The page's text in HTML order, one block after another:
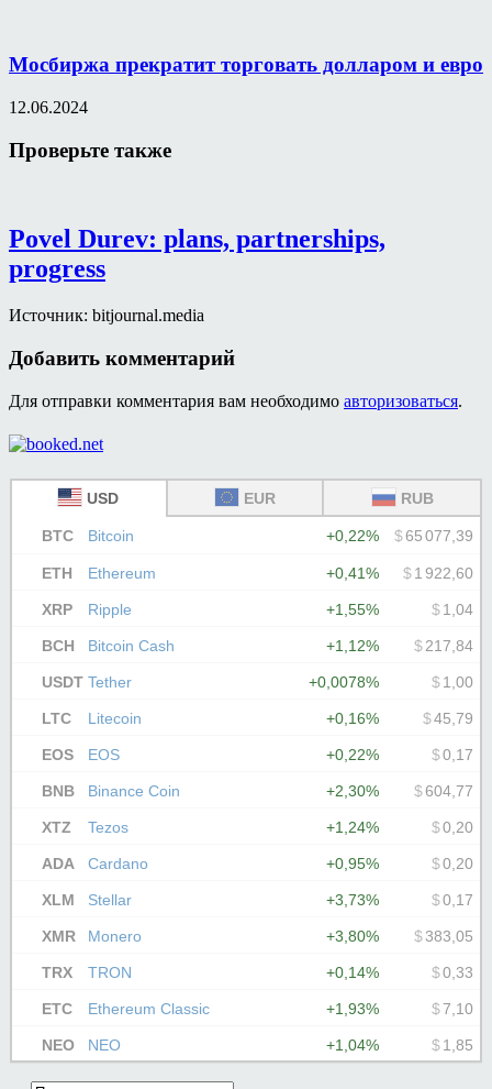
Мосбиржа прекратит торговать долларом и евро
12.06.2024
Проверьте также
Povel Durev: plans, partnerships,
progress
Источник: bitjournal.media
Добавить комментарий
Для отправки комментария вам необходимо авторизоваться.